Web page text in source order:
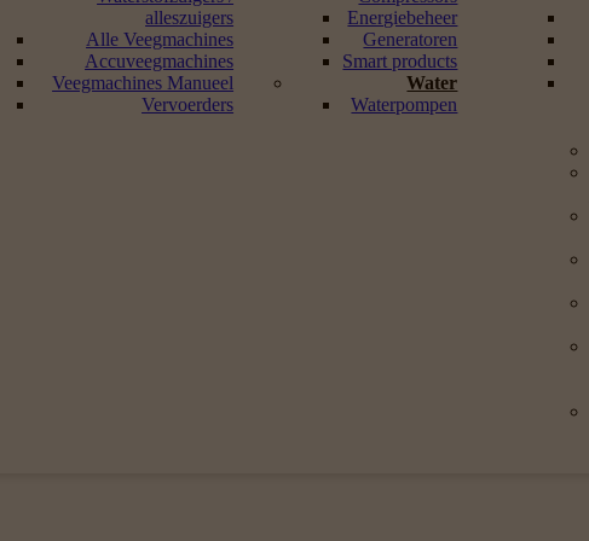
alleszuigers
Alle Veegmachines
Accuveegmachines
Veegmachines Manueel
Vervoerders
Energiebeheer
Generatoren
Smart products
Water
Waterpompen